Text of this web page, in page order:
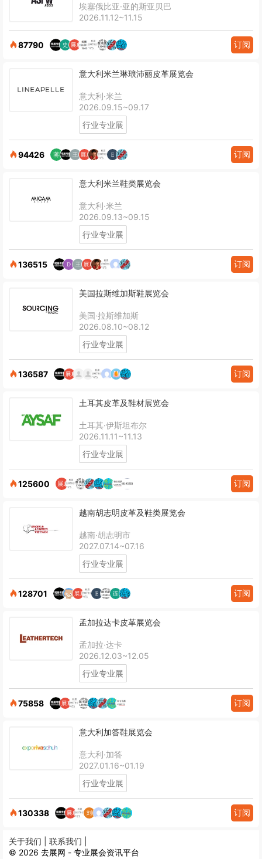
埃塞俄比亚·亚的斯亚贝巴
2026.11.12~11.15
87790 订阅
意大利米兰琳琅沛丽皮革展览会
意大利·米兰
2026.09.15~09.17
行业专业展
94426 订阅
意大利米兰鞋类展览会
意大利·米兰
2026.09.13~09.15
行业专业展
136515 订阅
美国拉斯维加斯鞋展览会
美国·拉斯维加斯
2026.08.10~08.12
行业专业展
136587 订阅
土耳其皮革及鞋材展览会
土耳其·伊斯坦布尔
2026.11.11~11.13
行业专业展
125600 订阅
越南胡志明皮革及鞋类展览会
越南·胡志明市
2027.07.14~07.16
行业专业展
128701 订阅
孟加拉达卡皮革展览会
孟加拉·达卡
2026.12.03~12.05
行业专业展
75858 订阅
意大利加答鞋展览会
意大利·加答
2027.01.16~01.19
行业专业展
130338 订阅
关于我们 | 联系我们 |
© 2026 去展网 - 专业展会资讯平台